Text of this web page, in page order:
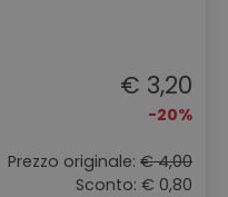
€ 3,20
-20%
Prezzo originale: € 4,00
Sconto: € 0,80